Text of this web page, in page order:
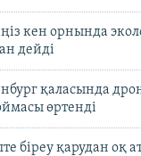
кен орнында
дейді
қаласында
өртенді
біреу қарудан оқ